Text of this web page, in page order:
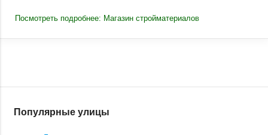
Посмотреть подробнее: Магазин стройматериалов
Популярные улицы